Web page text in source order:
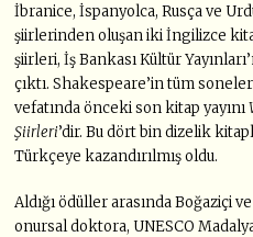
İbranice, İspanyolca, Rusça ve
şiirlerinden oluşan iki İngilizce
şiirleri, İş Bankası Kültür
çıktı. Shakespeare’in tüm
vefatında önceki son kitap yayını
Şiirleri’dir. Bu dört bin dizelik
Türkçeye kazandırılmış oldu.
Aldığı ödüller arasında Boğaziçi
onursal doktora, UNESCO